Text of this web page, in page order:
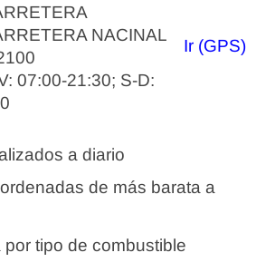
NACINAL
07:00-21:30; S-D:
Ir (GPS)
a diario
de más barata a
por tipo de combustible